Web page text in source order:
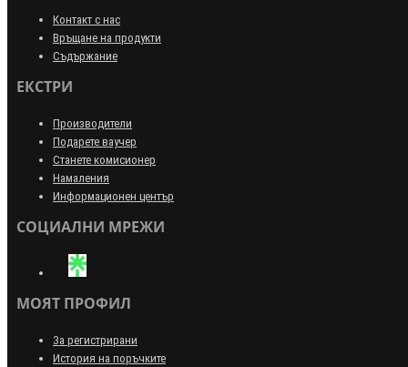
Контакт с нас
Връщане на продукти
Съдържание
ЕКСТРИ
Производители
Подарете ваучер
Станете комисионер
Намаления
Информационен център
СОЦИАЛНИ МРЕЖИ
МОЯТ ПРОФИЛ
За регистрирани
История на поръчките